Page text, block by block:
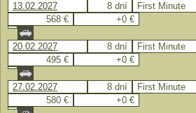
13.02.2027 8 dní
First Minute
568 €
+0 €
20.02.2027 8 dní
First Minute
495 €
+0 €
27.02.2027 8 dní
First Minute
580 €
+0 €